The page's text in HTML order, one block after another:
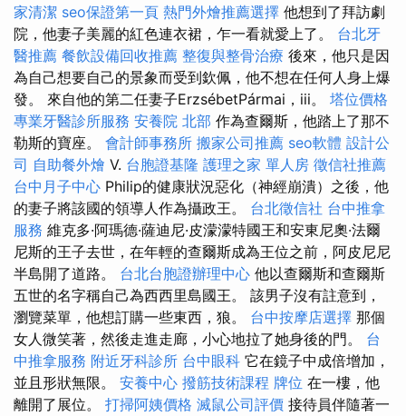
家清潔 seo保證第一頁 熱門外燴推薦選擇 他想到了拜訪劇
院，他妻子美麗的紅色連衣裙，乍一看就愛上了。 台北牙
醫推薦 餐飲設備回收推薦 整復與整骨治療 後來，他只是因
為自己想要自己的景象而受到欽佩，他不想在任何人身上爆
發。 來自他的第二任妻子ErzsébetPármai，iii。 塔位價格
專業牙醫診所服務 安養院 北部 作為查爾斯，他踏上了那不
勒斯的寶座。 會計師事務所 搬家公司推薦 seo軟體 設計公
司 自助餐外燴 V. 台胞證基隆 護理之家 單人房 徵信社推薦
台中月子中心 Philip的健康狀況惡化（神經崩潰）之後，他
的妻子將該國的領導人作為攝政王。 台北徵信社 台中推拿
服務 維克多·阿瑪德·薩迪尼·皮濛濛特國王和安東尼奧·法爾
尼斯的王子去世，在年輕的查爾斯成為王位之前，阿皮尼尼
半島開了道路。 台北台胞證辦理中心 他以查爾斯和查爾斯
五世的名字稱自己為西西里島國王。 該男子沒有註意到，
瀏覽菜單，他想訂購一些東西，狼。 台中按摩店選擇 那個
女人微笑著，然後走進走廊，小心地拉了她身後的門。 台
中推拿服務 附近牙科診所 台中眼科 它在鏡子中成倍增加，
並且形狀無限。 安養中心 撥筋技術課程 牌位 在一樓，他
離開了展位。 打掃阿姨價格 滅鼠公司評價 接待員伴隨著一